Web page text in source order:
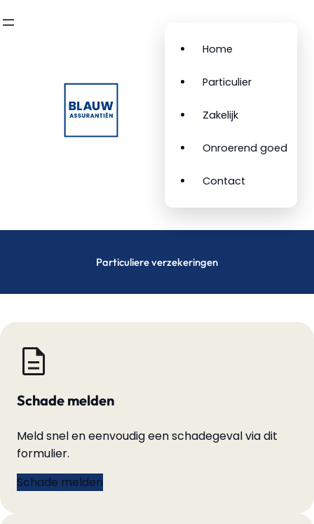
Home
Particulier
Zakelijk
Onroerend goed
Contact
Particuliere verzekeringen
Schade melden
Meld snel en eenvoudig een schadegeval via dit
formulier.
Schade melden